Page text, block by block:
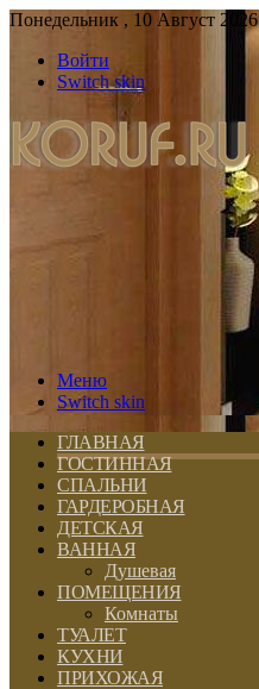
Понедельник , 10 Август 2026
Войти
Switch skin
Меню
Switch skin
ГЛАВНАЯ
ГОСТИННАЯ
СПАЛЬНИ
ГАРДЕРОБНАЯ
ДЕТСКАЯ
ВАННАЯ
Душевая
ПОМЕЩЕНИЯ
Комнаты
ТУАЛЕТ
КУХНИ
ПРИХОЖАЯ